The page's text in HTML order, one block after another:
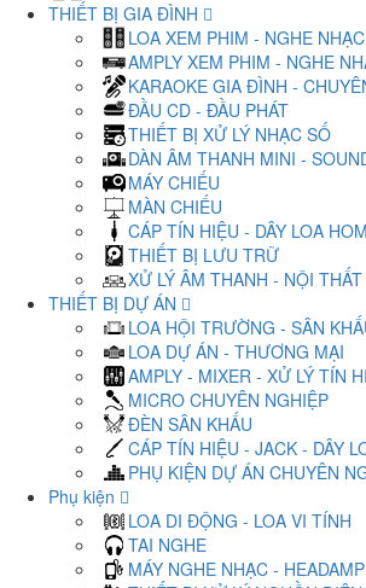
THIẾT BỊ GIA ĐÌNH
LOA XEM PHIM - NGHE NHẠC
AMPLY XEM PHIM - NGHE
KARAOKE GIA ĐÌNH -
ĐẦU CD - ĐẦU PHÁT
THIẾT BỊ XỬ LÝ NHẠC SỐ
DÀN ÂM THANH MINI -
MÁY CHIẾU
MÀN CHIẾU
CÁP TÍN HIỆU - DÂY LOA
THIẾT BỊ LƯU TRỮ
XỬ LÝ ÂM THANH - NỘI THẤT
THIẾT BỊ DỰ ÁN
LOA HỘI TRƯỜNG - SÂN
LOA DỰ ÁN - THƯƠNG MẠI
AMPLY - MIXER - XỬ LÝ TÍN
MICRO CHUYÊN NGHIỆP
ĐÈN SÂN KHẤU
CÁP TÍN HIỆU - JACK - DÂY
PHỤ KIỆN DỰ ÁN CHUYÊN
Phụ kiện
LOA DI ĐỘNG - LOA VI TÍNH
TAI NGHE
MÁY NGHE NHẠC - HEADAMP